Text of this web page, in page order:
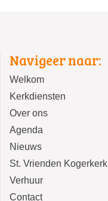
Navigeer naar:
Welkom
Kerkdiensten
Over ons
Agenda
Nieuws
St. Vrienden Kogerkerk
Verhuur
Contact